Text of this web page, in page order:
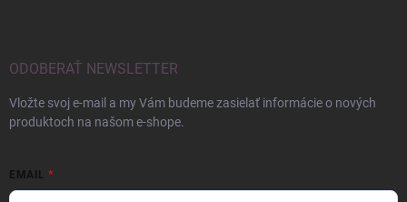
ODOBERAŤ NEWSLETTER
Vložte svoj e-mail a my Vám budeme zasielať informácie o nových
produktoch na našom e-shope.
EMAIL